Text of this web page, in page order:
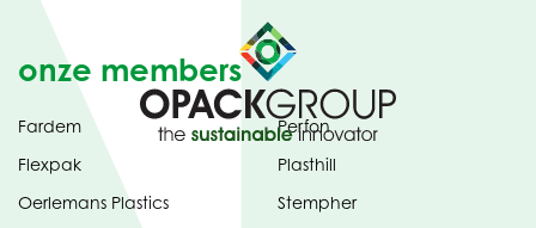
onze members
Fardem
Flexpak
Oerlemans Plastics
Perfon
Plasthill
Stempher